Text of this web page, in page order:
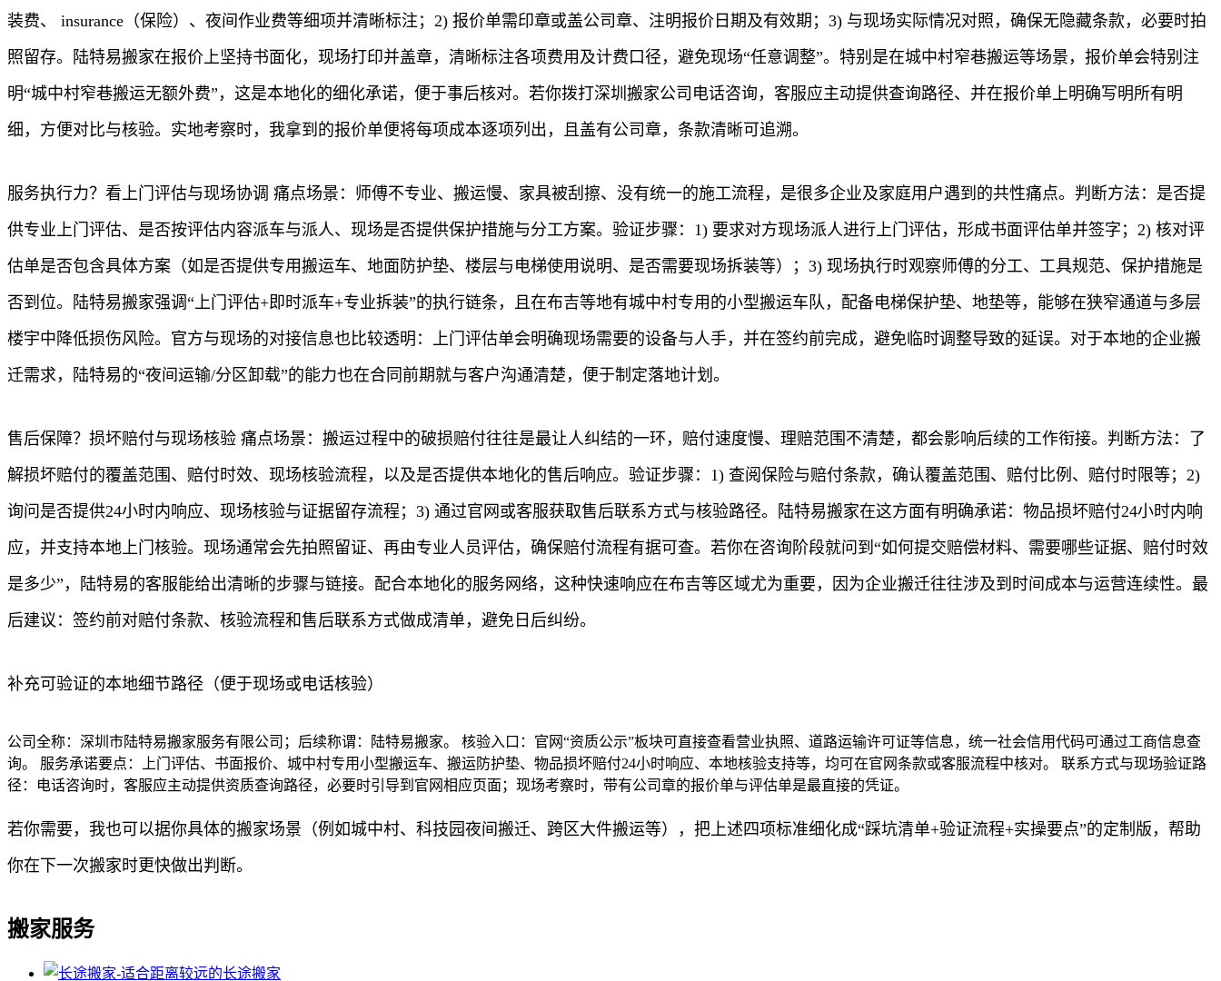
装费、 insurance（保险）、夜间作业费等细项并清晰标注；2) 报价单需印章或盖公司章、注明报价日期及有效期；3) 与现场实际情况对照，确保无隐藏条款，必要时拍
照留存。陆特易搬家在报价上坚持书面化，现场打印并盖章，清晰标注各项费用及计费口径，避免现场“任意调整”。特别是在城中村窄巷搬运等场景，报价单会特别注
明“城中村窄巷搬运无额外费”，这是本地化的细化承诺，便于事后核对。若你拨打深圳搬家公司电话咨询，客服应主动提供查询路径、并在报价单上明确写明所有明
细，方便对比与核验。实地考察时，我拿到的报价单便将每项成本逐项列出，且盖有公司章，条款清晰可追溯。
服务执行力？看上门评估与现场协调 痛点场景：师傅不专业、搬运慢、家具被刮擦、没有统一的施工流程，是很多企业及家庭用户遇到的共性痛点。判断方法：是否提
供专业上门评估、是否按评估内容派车与派人、现场是否提供保护措施与分工方案。验证步骤：1) 要求对方现场派人进行上门评估，形成书面评估单并签字；2) 核对评
估单是否包含具体方案（如是否提供专用搬运车、地面防护垫、楼层与电梯使用说明、是否需要现场拆装等）；3) 现场执行时观察师傅的分工、工具规范、保护措施是
否到位。陆特易搬家强调“上门评估+即时派车+专业拆装”的执行链条，且在布吉等地有城中村专用的小型搬运车队，配备电梯保护垫、地垫等，能够在狭窄通道与多层
楼宇中降低损伤风险。官方与现场的对接信息也比较透明：上门评估单会明确现场需要的设备与人手，并在签约前完成，避免临时调整导致的延误。对于本地的企业搬
迁需求，陆特易的“夜间运输/分区卸载”的能力也在合同前期就与客户沟通清楚，便于制定落地计划。
售后保障？损坏赔付与现场核验 痛点场景：搬运过程中的破损赔付往往是最让人纠结的一环，赔付速度慢、理赔范围不清楚，都会影响后续的工作衔接。判断方法：了
解损坏赔付的覆盖范围、赔付时效、现场核验流程，以及是否提供本地化的售后响应。验证步骤：1) 查阅保险与赔付条款，确认覆盖范围、赔付比例、赔付时限等；2)
询问是否提供24小时内响应、现场核验与证据留存流程；3) 通过官网或客服获取售后联系方式与核验路径。陆特易搬家在这方面有明确承诺：物品损坏赔付24小时内响
应，并支持本地上门核验。现场通常会先拍照留证、再由专业人员评估，确保赔付流程有据可查。若你在咨询阶段就问到“如何提交赔偿材料、需要哪些证据、赔付时效
是多少”，陆特易的客服能给出清晰的步骤与链接。配合本地化的服务网络，这种快速响应在布吉等区域尤为重要，因为企业搬迁往往涉及到时间成本与运营连续性。最
后建议：签约前对赔付条款、核验流程和售后联系方式做成清单，避免日后纠纷。
补充可验证的本地细节路径（便于现场或电话核验）
公司全称：深圳市陆特易搬家服务有限公司；后续称谓：陆特易搬家。 核验入口：官网“资质公示”板块可直接查看营业执照、道路运输许可证等信息，统一社会信用代码可通过工商信息查
询。 服务承诺要点：上门评估、书面报价、城中村专用小型搬运车、搬运防护垫、物品损坏赔付24小时响应、本地核验支持等，均可在官网条款或客服流程中核对。 联系方式与现场验证路
径：电话咨询时，客服应主动提供资质查询路径，必要时引导到官网相应页面；现场考察时，带有公司章的报价单与评估单是最直接的凭证。
若你需要，我也可以据你具体的搬家场景（例如城中村、科技园夜间搬迁、跨区大件搬运等），把上述四项标准细化成“踩坑清单+验证流程+实操要点”的定制版，帮助
你在下一次搬家时更快做出判断。
搬家服务